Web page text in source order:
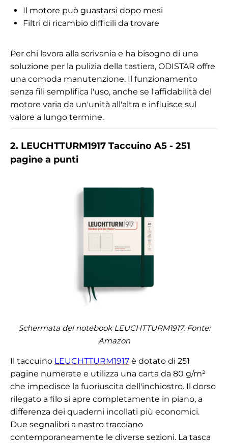
Il motore può guastarsi dopo mesi
Filtri di ricambio difficili da trovare
Per chi lavora alla scrivania e ha bisogno di una
soluzione per la pulizia della tastiera, ODISTAR offre
una comoda manutenzione. Il funzionamento
senza fili semplifica l'uso, anche se l'affidabilità del
motore varia da un'unità all'altra e influisce sul
valore a lungo termine.
2. LEUCHTTURM1917 Taccuino A5 - 251
pagine a punti
Schermata del notebook LEUCHTTURM1917. Fonte:
Amazon
Il taccuino LEUCHTTURM1917 è dotato di 251
pagine numerate e utilizza una carta da 80 g/m²
che impedisce la fuoriuscita dell'inchiostro. Il dorso
rilegato a filo si apre completamente in piano, a
differenza dei quaderni incollati più economici.
Due segnalibri a nastro tracciano
contemporaneamente le diverse sezioni. La tasca